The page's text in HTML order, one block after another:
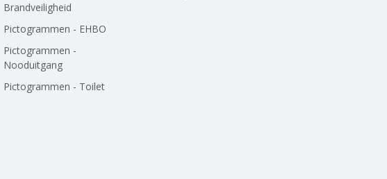
Brandveiligheid
Pictogrammen - EHBO
Pictogrammen -
Nooduitgang
Pictogrammen - Toilet